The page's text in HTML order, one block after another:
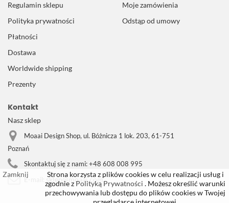
Regulamin sklepu
Polityka prywatności
Płatności
Dostawa
Worldwide shipping
Prezenty
Moje zamówienia
Odstąp od umowy
Kontakt
Nasz sklep
Moaai Design Shop, ul. Bóżnicza 1 lok. 203, 61-751
Poznań
Skontaktuj się z nami:+48 608 008 995
E-mail:
sklep@moaai.com
Zamknij
Strona korzysta z plików cookies w celu realizacji usług i
zgodnie z Polityką Prywatności . Możesz określić warunki
przechowywania lub dostępu do plików cookies w Twojej